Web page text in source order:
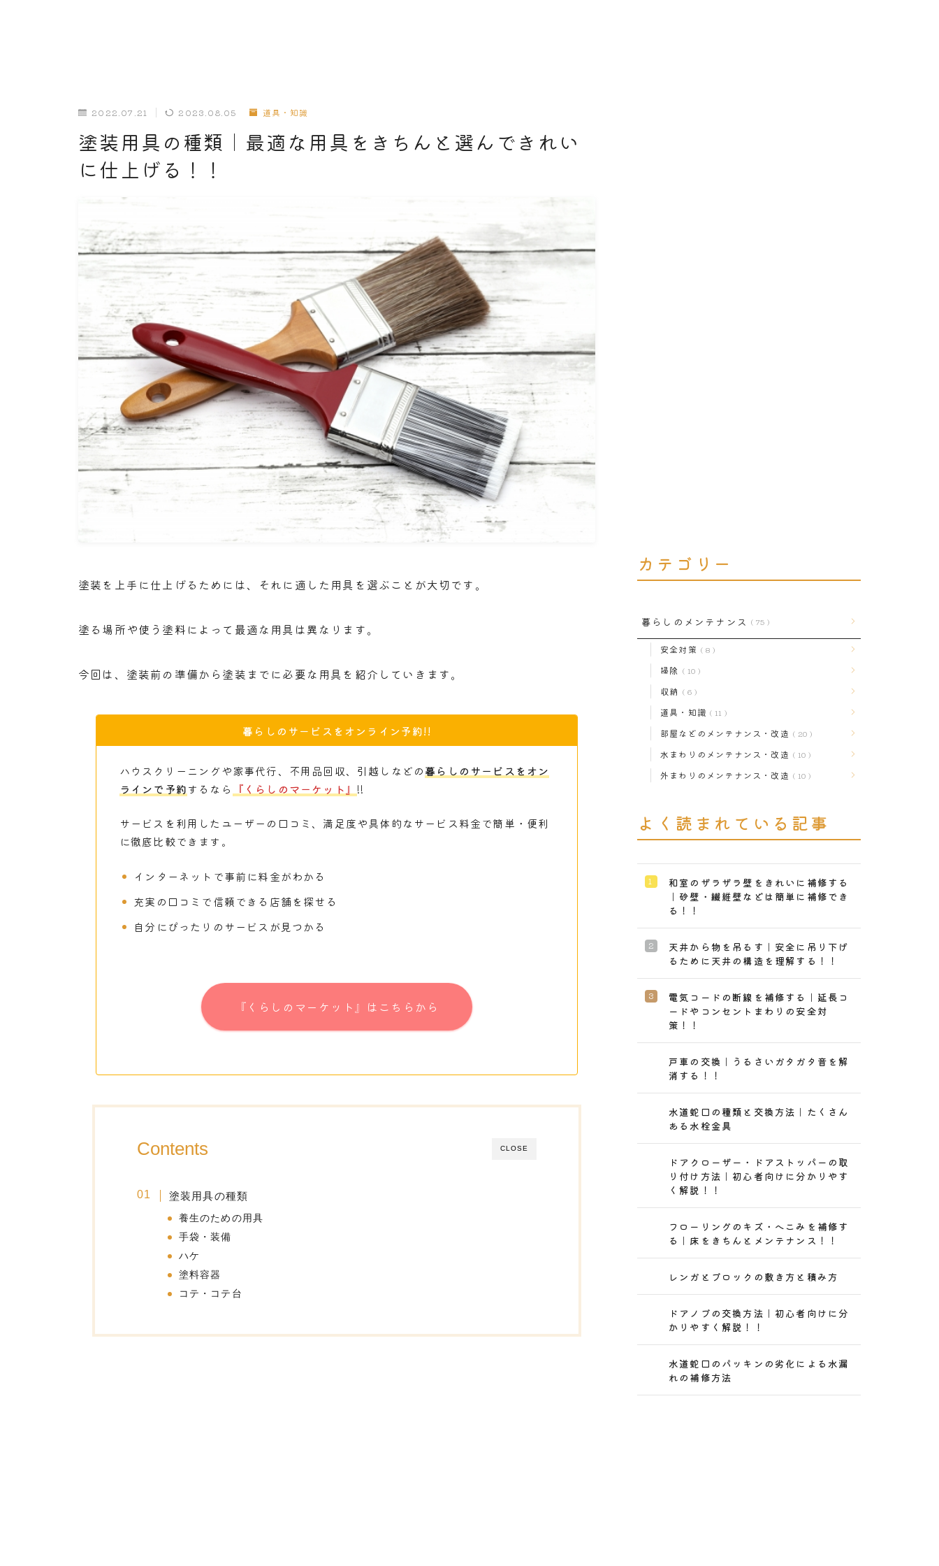
2022.07.21 2023.08.05 道具・知識
塗装用具の種類｜最適な用具をきちんと選んできれい
に仕上げる！！
塗装を上手に仕上げるためには、それに適した用具を選ぶことが大切です。
塗る場所や使う塗料によって最適な用具は異なります。
今回は、塗装前の準備から塗装までに必要な用具を紹介していきます。
暮らしのサービスをオンライン予約!!
ハウスクリーニングや家事代行、不用品回収、引越しなどの暮らしのサービスをオン
ラインで予約するなら 『くらしのマーケット』 !!
サービスを利用したユーザーの口コミ、満足度や具体的なサービス料金で簡単・便利
に徹底比較できます。
インターネットで事前に料金がわかる
充実の口コミで信頼できる店舗を探せる
自分にぴったりのサービスが見つかる
『くらしのマーケット』はこちらから
CLOSE
Contents
塗装用具の種類
養生のための用具
手袋・装備
ハケ
塗料容器
コテ・コテ台
カテゴリー
暮らしのメンテナンス 75
安全対策 8
掃除 10
収納 6
道具・知識 11
部屋などのメンテナンス・改造 20
水まわりのメンテナンス・改造 10
外まわりのメンテナンス・改造 10
よく読まれている記事
和室のザラザラ壁をきれいに補修する
｜砂壁・繊維壁などは簡単に補修でき
る！！
天井から物を吊るす｜安全に吊り下げ
るために天井の構造を理解する！！
電気コードの断線を補修する｜延長コ
ードやコンセントまわりの安全対
策！！
戸車の交換｜うるさいガタガタ音を解
消する！！
水道蛇口の種類と交換方法｜たくさん
ある水栓金具
ドアクローザー・ドアストッパーの取
り付け方法｜初心者向けに分かりやす
く解説！！
フローリングのキズ・へこみを補修す
る｜床をきちんとメンテナンス！！
レンガとブロックの敷き方と積み方
ドアノブの交換方法｜初心者向けに分
かりやすく解説！！
水道蛇口のパッキンの劣化による水漏
れの補修方法